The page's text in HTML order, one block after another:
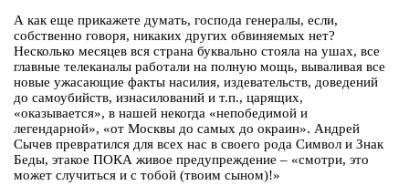
А как еще прикажете думать, господа генералы, если,
собственно говоря, никаких других обвиняемых нет?
Несколько месяцев вся страна буквально стояла на ушах, все
главные телеканалы работали на полную мощь, вываливая все
новые ужасающие факты насилия, издевательств, доведений
до самоубийств, изнасилований и т.п., царящих,
«оказывается», в нашей некогда «непобедимой и
легендарной», «от Москвы до самых до окраин». Андрей
Сычев превратился для всех нас в своего рода Символ и Знак
Беды, этакое ПОКА живое предупреждение – «смотри, это
может случиться и с тобой (твоим сыном)!»